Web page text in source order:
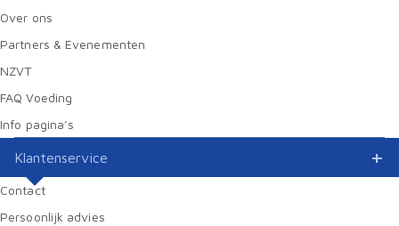
Over ons
Partners & Evenementen
NZVT
FAQ Voeding
Info pagina’s
Klantenservice
Contact
Persoonlijk advies